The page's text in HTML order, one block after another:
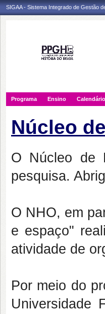
SIGAA - Sistema Integrado de Gestão
Programa Ensino Calendário
Núcleo
O Núcleo de
pesquisa.
O NHO, em
e espaço"
atividade de
Por meio do
Universidade